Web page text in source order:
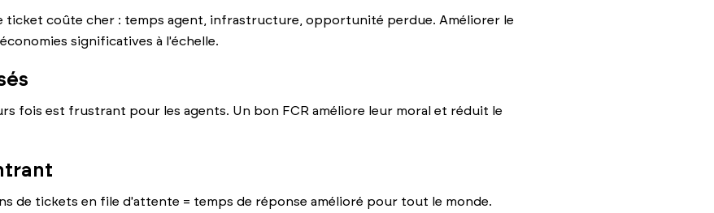
ticket coûte cher : temps agent, infrastructure, opportunité perdue. Améliorer le
significatives à l'échelle.
fois est frustrant pour les agents. Un bon FCR améliore leur moral et réduit le
de tickets en file d'attente = temps de réponse amélioré pour tout le monde.